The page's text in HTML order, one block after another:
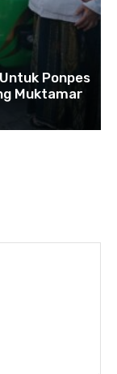
Ponpes
Muktamar